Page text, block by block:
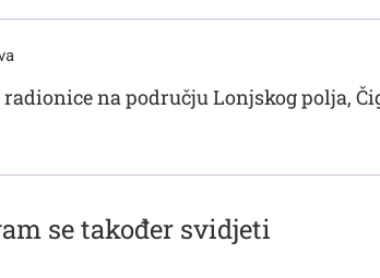
na području Lonjskog polja,
se također svidjeti